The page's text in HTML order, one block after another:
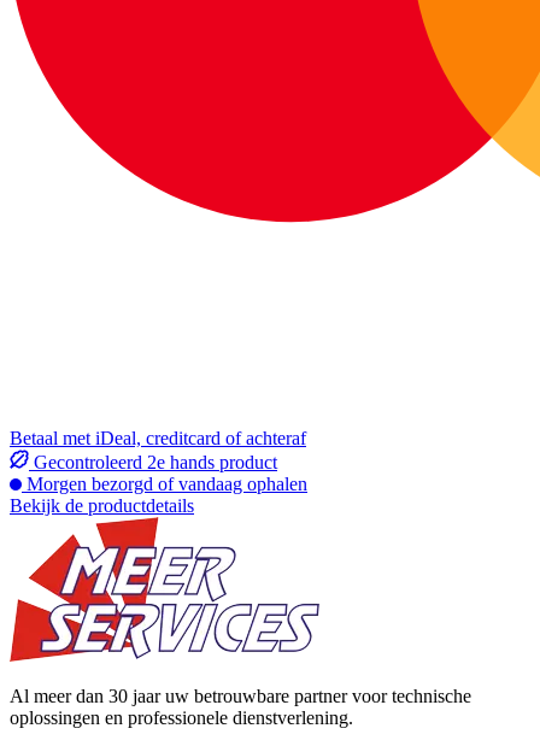
Betaal met iDeal, creditcard of achteraf
Gecontroleerd 2e hands product
Morgen bezorgd of vandaag ophalen
Bekijk de productdetails
Al meer dan 30 jaar uw betrouwbare partner voor technische
oplossingen en professionele dienstverlening.